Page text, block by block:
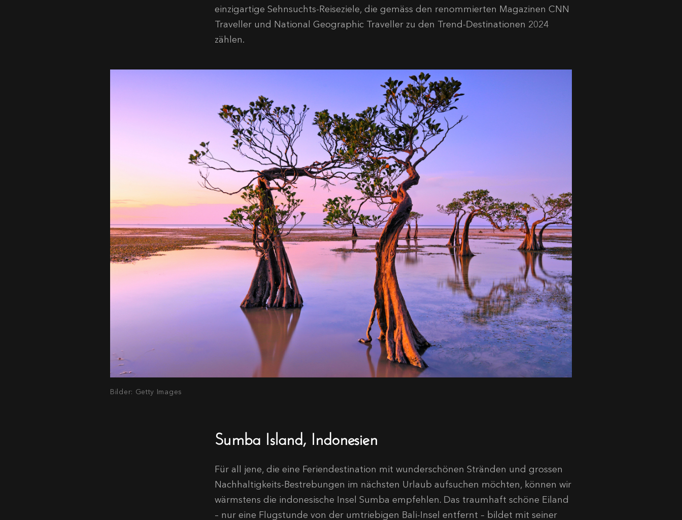
einzigartige Sehnsuchts-Reiseziele, die gemäss den renommierten Magazinen CNN
Traveller und National Geographic Traveller zu den Trend-Destinationen 2024
zählen.
Bilder: Getty Images
Sumba Island, Indonesien
Für all jene, die eine Feriendestination mit wunderschönen Stränden und grossen
Nachhaltigkeits-Bestrebungen im nächsten Urlaub aufsuchen möchten, können wir
wärmstens die indonesische Insel Sumba empfehlen. Das traumhaft schöne Eiland
– nur eine Flugstunde von der umtriebigen Bali-Insel entfernt – bildet mit seiner